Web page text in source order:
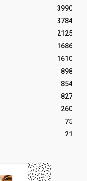
3990
3784
2125
1686
1610
898
854
827
260
75
21